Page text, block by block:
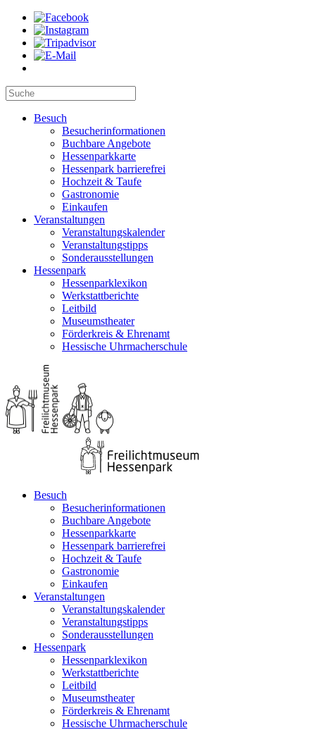
Besuch
Besucherinformationen
Buchbare Angebote
Hessenparkkarte
Hessenpark barrierefrei
Hochzeit & Taufe
Gastronomie
Einkaufen
Veranstaltungen
Veranstaltungskalender
Veranstaltungstipps
Sonderausstellungen
Hessenpark
Hessenparklexikon
Werkstattberichte
Leitbild
Museumstheater
Förderkreis & Ehrenamt
Hessische Uhrmacherschule
Besuch
Besucherinformationen
Buchbare Angebote
Hessenparkkarte
Hessenpark barrierefrei
Hochzeit & Taufe
Gastronomie
Einkaufen
Veranstaltungen
Veranstaltungskalender
Veranstaltungstipps
Sonderausstellungen
Hessenpark
Hessenparklexikon
Werkstattberichte
Leitbild
Museumstheater
Förderkreis & Ehrenamt
Hessische Uhrmacherschule